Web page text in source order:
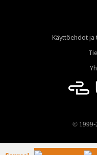
Käyttöehdot ja
© 1999-